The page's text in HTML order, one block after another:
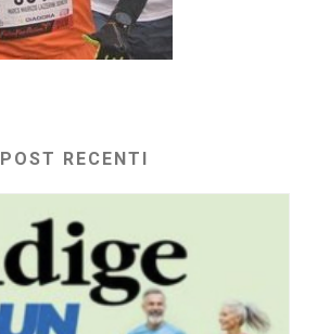
POST RECENTI